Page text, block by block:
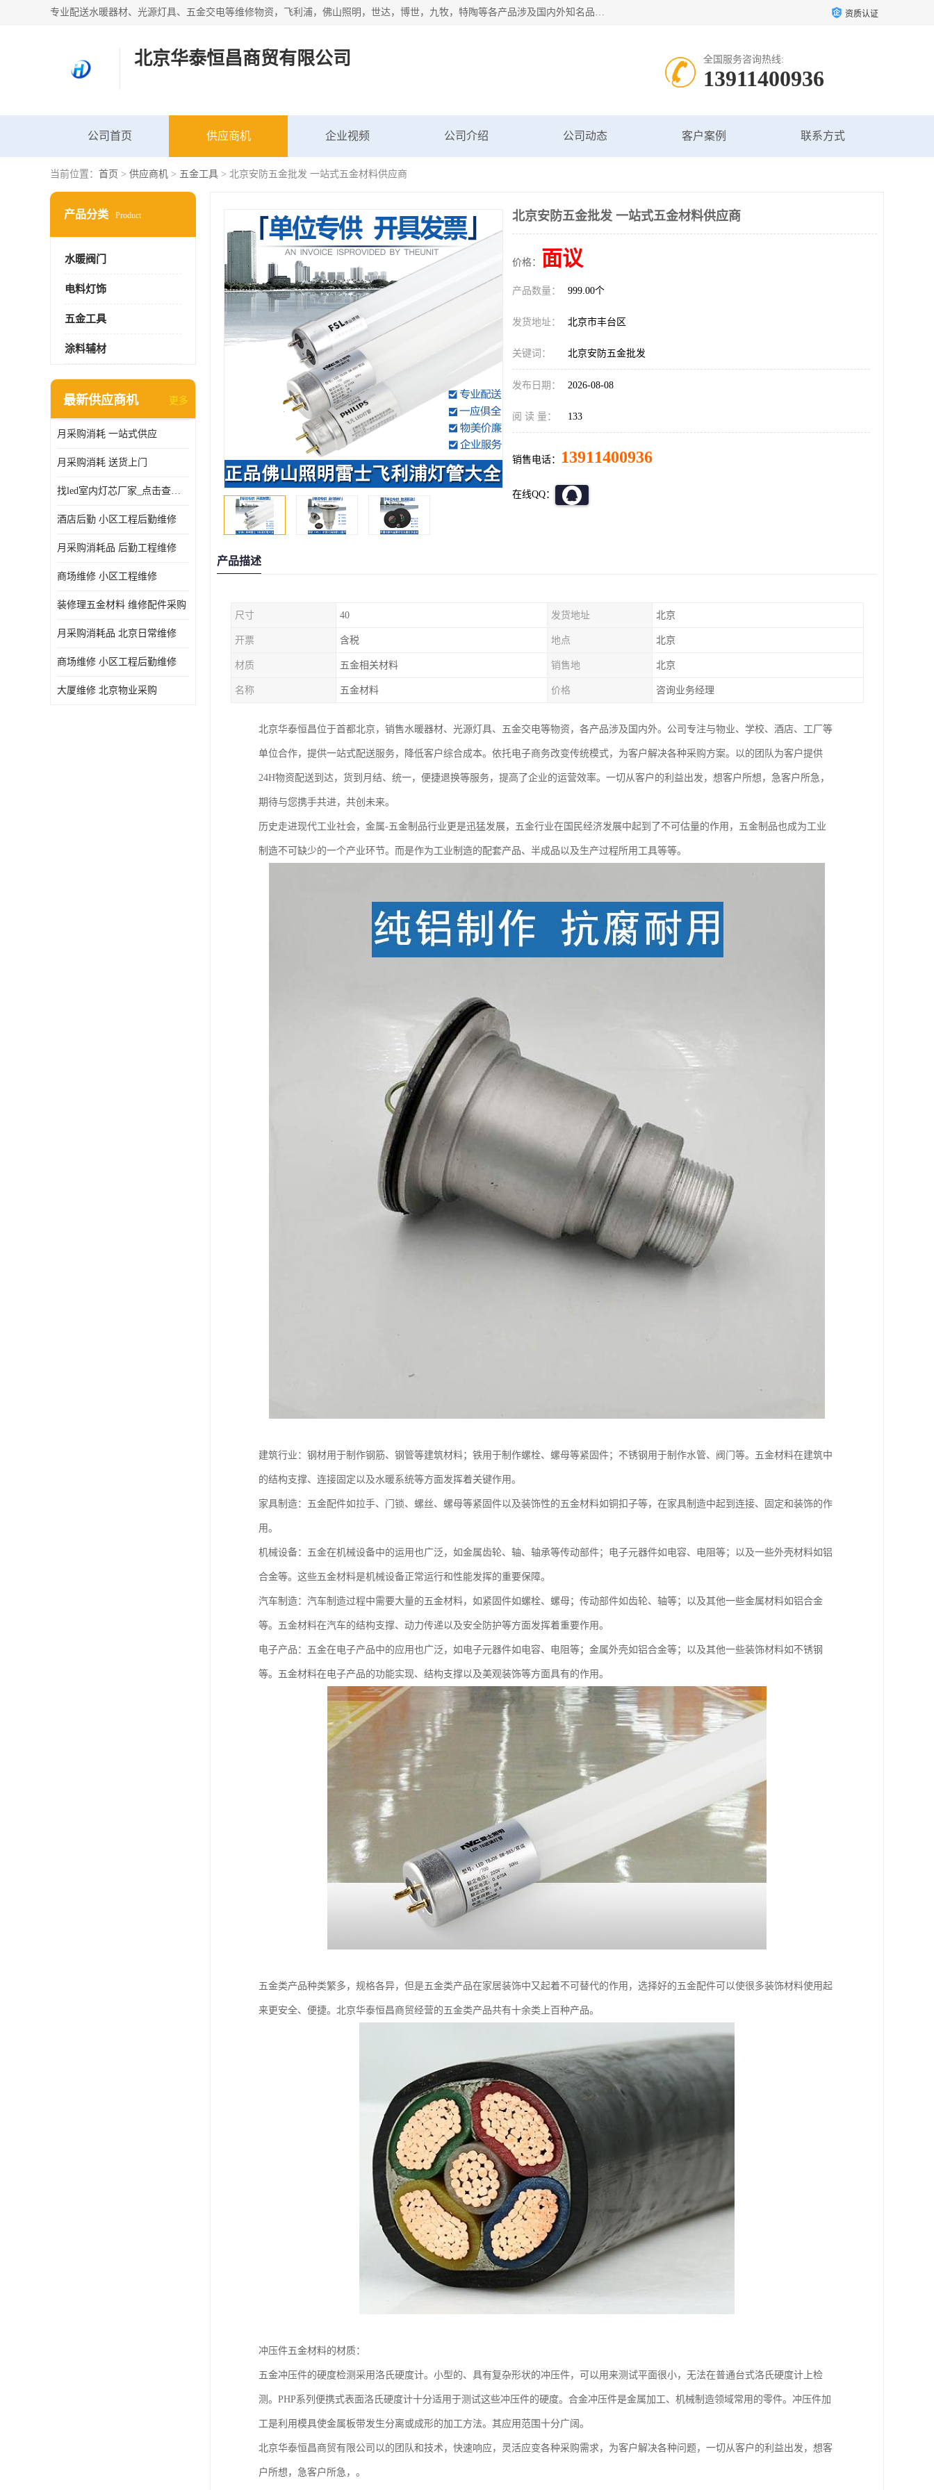
专业配送水暖器材、光源灯具、五金交电等维修物资，飞利浦，佛山照明，世达，博世，九牧，特陶等各产品涉及国内外知名品牌。公司专注与物业、学校、酒店、工厂等单位合作，提供一站式配送服务，降低客户综合成本。依托电子商务改变传统模式，以专业的团队为客户提供24H物资配送到达，货到月结、统一开票，便捷退换等服务，提高了企业的运营效率。 资质认证
北京华泰恒昌商贸有限公司 全国服务咨询热线:
13911400936
公司首页 供应商机 企业视频 公司介绍 公司动态 客户案例 联系方式
当前位置： 首页 > 供应商机 > 五金工具 > 北京安防五金批发 一站式五金材料供应商
产品分类 Product
水暖阀门
电料灯饰
五金工具
涂料辅材
最新供应商机 更多
月采购消耗 一站式供应
月采购消耗 送货上门
找led室内灯芯厂家_点击查看更多
酒店后勤 小区工程后勤维修
月采购消耗品 后勤工程维修
商场维修 小区工程维修
装修理五金材料 维修配件采购
月采购消耗品 北京日常维修
商场维修 小区工程后勤维修
大厦维修 北京物业采购
北京安防五金批发 一站式五金材料供应商
价格： 面议
产品数量： 999.00个
发货地址： 北京市丰台区
关键词： 北京安防五金批发
发布日期： 2026-08-08
阅 读 量： 133
销售电话： 13911400936
在线QQ：
产品描述
尺寸 40 发货地址 北京
开票 含税 地点 北京
材质 五金相关材料 销售地 北京
名称 五金材料 价格 咨询业务经理
北京华泰恒昌位于首都北京，销售水暖器材、光源灯具、五金交电等物资，各产品涉及国内外。公司专注与物业、学校、酒店、工厂等
单位合作，提供一站式配送服务，降低客户综合成本。依托电子商务改变传统模式，为客户解决各种采购方案。以的团队为客户提供
24H物资配送到达，货到月结、统一，便捷退换等服务，提高了企业的运营效率。一切从客户的利益出发，想客户所想，急客户所急，
期待与您携手共进，共创未来。
历史走进现代工业社会，金属-五金制品行业更是迅猛发展，五金行业在国民经济发展中起到了不可估量的作用，五金制品也成为工业
制造不可缺少的一个产业环节。而是作为工业制造的配套产品、半成品以及生产过程所用工具等等。
建筑行业：钢材用于制作钢筋、钢管等建筑材料；铁用于制作螺栓、螺母等紧固件；不锈钢用于制作水管、阀门等。五金材料在建筑中
的结构支撑、连接固定以及水暖系统等方面发挥着关键作用。
家具制造：五金配件如拉手、门锁、螺丝、螺母等紧固件以及装饰性的五金材料如铜扣子等，在家具制造中起到连接、固定和装饰的作
用。
机械设备：五金在机械设备中的运用也广泛，如金属齿轮、轴、轴承等传动部件；电子元器件如电容、电阻等；以及一些外壳材料如铝
合金等。这些五金材料是机械设备正常运行和性能发挥的重要保障。
汽车制造：汽车制造过程中需要大量的五金材料，如紧固件如螺栓、螺母；传动部件如齿轮、轴等；以及其他一些金属材料如铝合金
等。五金材料在汽车的结构支撑、动力传递以及安全防护等方面发挥着重要作用。
电子产品：五金在电子产品中的应用也广泛，如电子元器件如电容、电阻等；金属外壳如铝合金等；以及其他一些装饰材料如不锈钢
等。五金材料在电子产品的功能实现、结构支撑以及美观装饰等方面具有的作用。
五金类产品种类繁多，规格各异，但是五金类产品在家居装饰中又起着不可替代的作用，选择好的五金配件可以使很多装饰材料使用起
来更安全、便捷。北京华泰恒昌商贸经营的五金类产品共有十余类上百种产品。
冲压件五金材料的材质：
五金冲压件的硬度检测采用洛氏硬度计。小型的、具有复杂形状的冲压件，可以用来测试平面很小，无法在普通台式洛氏硬度计上检
测。PHP系列便携式表面洛氏硬度计十分适用于测试这些冲压件的硬度。合金冲压件是金属加工、机械制造领域常用的零件。冲压件加
工是利用模具使金属板带发生分离或成形的加工方法。其应用范围十分广阔。
北京华泰恒昌商贸有限公司以的团队和技术，快速响应，灵活应变各种采购需求，为客户解决各种问题，一切从客户的利益出发，想客
户所想，急客户所急，。